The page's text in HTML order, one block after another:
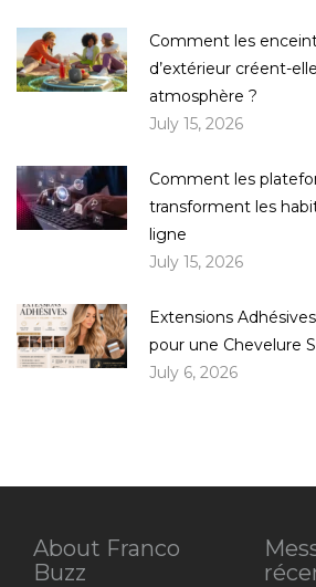
Comment les
d’extérieur créent-
atmosphère ?
July 15, 2026
Comment les
transforment les
ligne
July 15, 2026
Extensions
pour une Chevelure
July 6, 2026
About Franco
Buzz